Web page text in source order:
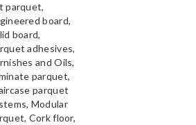
parquet,
board,
board,
adhesives,
and Oils,
parquet,
parquet
Modular
Cork floor,